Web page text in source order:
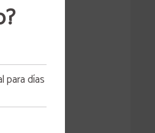
para días